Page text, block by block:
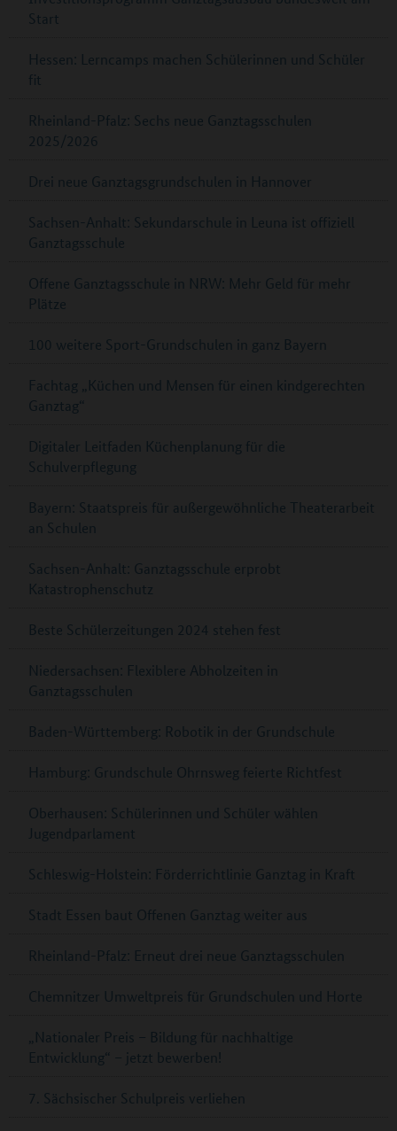
Start
Hessen: Lerncamps machen Schülerinnen und Schüler
fit
Rheinland-Pfalz: Sechs neue Ganztagsschulen
2025/2026
Drei neue Ganztagsgrundschulen in Hannover
Sachsen-Anhalt: Sekundarschule in Leuna ist offiziell
Ganztagsschule
Offene Ganztagsschule in NRW: Mehr Geld für mehr
Plätze
100 weitere Sport-Grundschulen in ganz Bayern
Fachtag „Küchen und Mensen für einen kindgerechten
Ganztag“
Digitaler Leitfaden Küchenplanung für die
Schulverpflegung
Bayern: Staatspreis für außergewöhnliche Theaterarbeit
an Schulen
Sachsen-Anhalt: Ganztagsschule erprobt
Katastrophenschutz
Beste Schülerzeitungen 2024 stehen fest
Niedersachsen: Flexiblere Abholzeiten in
Ganztagsschulen
Baden-Württemberg: Robotik in der Grundschule
Hamburg: Grundschule Ohrnsweg feierte Richtfest
Oberhausen: Schülerinnen und Schüler wählen
Jugendparlament
Schleswig-Holstein: Förderrichtlinie Ganztag in Kraft
Stadt Essen baut Offenen Ganztag weiter aus
Rheinland-Pfalz: Erneut drei neue Ganztagsschulen
Chemnitzer Umweltpreis für Grundschulen und Horte
„Nationaler Preis – Bildung für nachhaltige
Entwicklung“ – jetzt bewerben!
7. Sächsischer Schulpreis verliehen